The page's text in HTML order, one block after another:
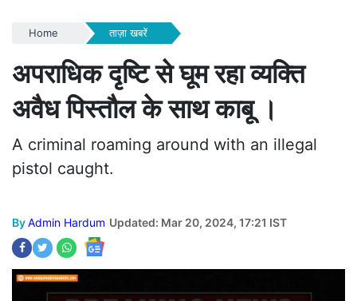
Home ताज़ा खबरें
अपराधिक दृष्टि से घूम रहा व्यक्ति
अवैध पिस्तौल के साथ काबू ।
A criminal roaming around with an illegal
pistol caught.
ByAdmin Hardum Updated: Mar 20, 2024, 17:21 IST